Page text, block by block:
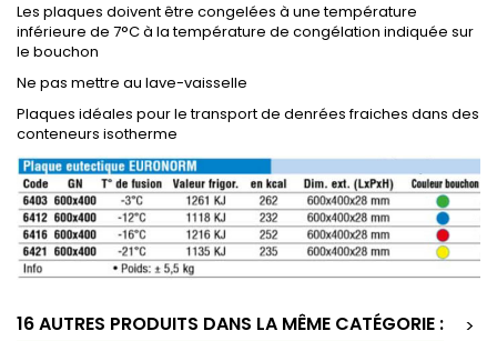
Les plaques doivent être congelées à une température
inférieure de 7°C à la température de congélation indiquée sur
le bouchon
Ne pas mettre au lave-vaisselle
Plaques idéales pour le transport de denrées fraiches dans des
conteneurs isotherme
16 AUTRES PRODUITS DANS LA MÊME CATÉGORIE :
>